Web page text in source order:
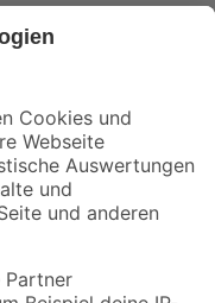
mehr verpassen!